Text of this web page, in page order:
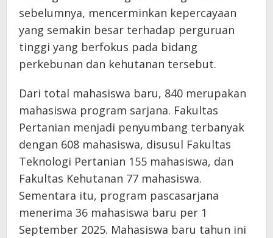
sebelumnya, mencerminkan kepercayaan
yang semakin besar terhadap perguruan
tinggi yang berfokus pada bidang
perkebunan dan kehutanan tersebut.
Dari total mahasiswa baru, 840 merupakan
mahasiswa program sarjana. Fakultas
Pertanian menjadi penyumbang terbanyak
dengan 608 mahasiswa, disusul Fakultas
Teknologi Pertanian 155 mahasiswa, dan
Fakultas Kehutanan 77 mahasiswa.
Sementara itu, program pascasarjana
menerima 36 mahasiswa baru per 1
September 2025. Mahasiswa baru tahun ini